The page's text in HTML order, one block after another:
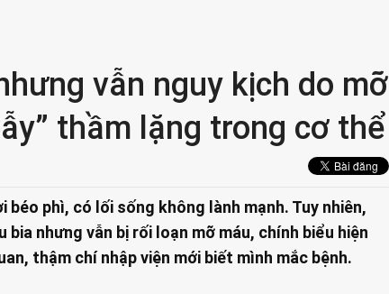
vẫn nguy kịch do mỡ
thầm lặng trong cơ thể
phì, có lối sống không lành mạnh. Tuy nhiên,
bia nhưng vẫn bị rối loạn mỡ máu, chính biểu hiện
thậm chí nhập viện mới biết mình mắc bệnh.